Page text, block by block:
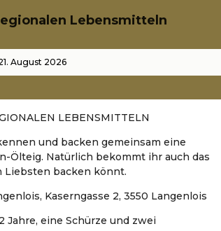
Lebensmitteln
August 2026
LEBENSMITTELN
und backen gemeinsam eine
Ölteig. Natürlich bekommt ihr auch das
Liebsten backen könnt.
Kaserngasse 2, 3550 Langenlois
Jahre, eine Schürze und zwei